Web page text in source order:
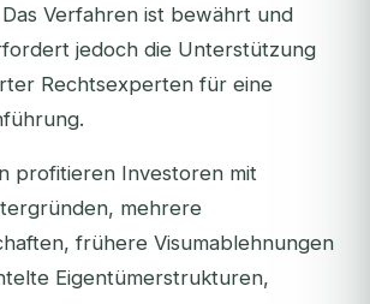
Verfahren ist bewährt und
jedoch die Unterstützung
Rechtsexperten für eine
profitieren Investoren mit
mehrere
frühere Visumablehnungen
Eigentümerstrukturen,